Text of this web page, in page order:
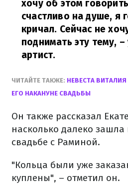
хочу об этом
счастливо на душе, я
кричал. Сейчас не
поднимать эту тему, –
артист.
ЧИТАЙТЕ ТАКЖЕ: НЕВЕСТА
ЕГО НАКАНУНЕ СВАДЬБЫ
Он также рассказал
насколько далеко зашла
свадьбе с Раминой.
"Кольца были уже
куплены", – отметил он.